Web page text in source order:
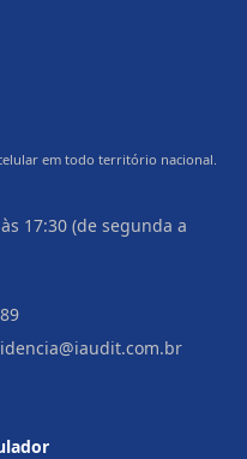
em todo território nacional.
17:30 (de segunda a